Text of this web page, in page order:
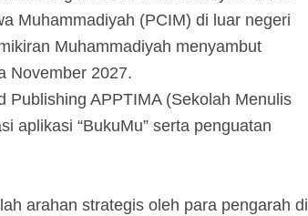
Muhammadiyah (PCIM) di luar negeri
Muhammadiyah menyambut
November 2027.
Publishing APPTIMA (Sekolah Menulis
aplikasi “BukuMu” serta penguatan
arahan strategis oleh para pengarah di